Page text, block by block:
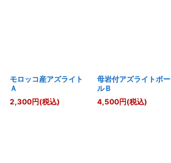
モロッコ産アズライト
Ａ
2,300円(税込)
母岩付アズライトボー
ルＢ
4,500円(税込)